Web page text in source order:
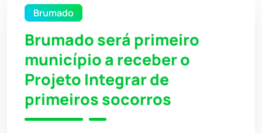
Brumado
Brumado será primeiro
município a receber o
Projeto Integrar de
primeiros socorros